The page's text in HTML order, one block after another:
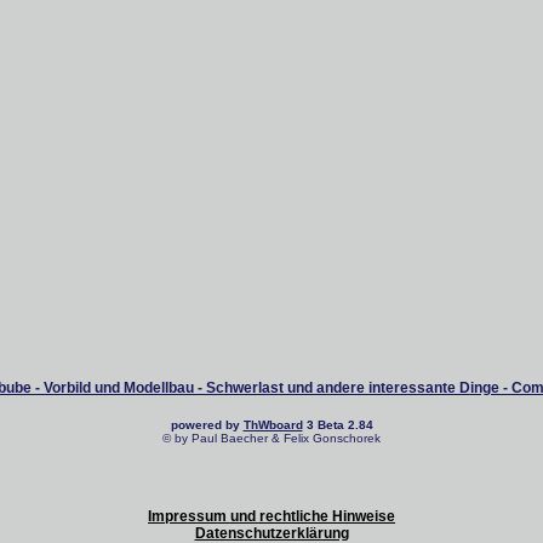
- Vorbild und Modellbau - Schwerlast und andere interessante Dinge -
powered by ThWboard3 Beta 2.84
© by Paul Baecher & Felix Gonschorek
Impressum und rechtliche Hinweise
Datenschutzerklärung